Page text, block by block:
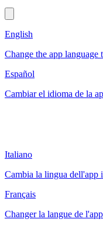
English
Change the app language
Español
Cambiar el idioma de la
Italiano
Cambia la lingua dell'app
Français
Changer la langue de